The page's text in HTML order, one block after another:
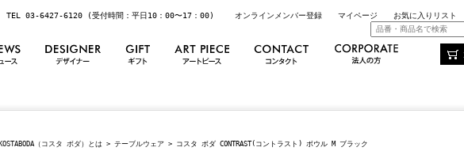
TEL 03-6427-6120 (受付時間：平日10：00〜17：00) オンラインメンバー登録 マイページ お気に入りリスト
（コスタ ボダ）とは > テーブルウェア > コスタ ボダ CONTRAST(コントラスト) ボウル M ブラック